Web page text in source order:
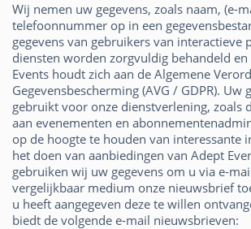
Wij nemen uw gegevens, zoals naam, (e-
telefoonnummer op in een
gegevens van gebruikers van interactieve
diensten worden zorgvuldig behandeld
Events houdt zich aan de Algemene
Gegevensbescherming (AVG / GDPR). Uw
gebruikt voor onze dienstverlening, zoals
aan evenementen en
op de hoogte te houden van interessante
het doen van aanbiedingen van Adept
gebruiken wij uw gegevens om u via e-
vergelijkbaar medium onze nieuwsbrief
u heeft aangegeven deze te willen
biedt de volgende e-mail nieuwsbrieven: